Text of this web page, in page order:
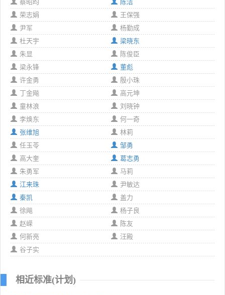
蔡昭昀
陈洁
荣志娟
王保强
尹军
杨勤成
杜天宇
梁晓东
朱显
陈俊臣
梁永锋
董彪
许金勇
殷小珠
丁金飚
高元坤
童林浪
刘晓钟
李焕东
何一奇
张维旭
林莉
任玉苓
邹勇
高大奎
葛志勇
朱勇军
马莉
江来珠
尹敏达
秦凯
盖力
徐飚
杨子良
赵嵘
陈友
何新亮
汪殿
谷子实
相近标准(计划)